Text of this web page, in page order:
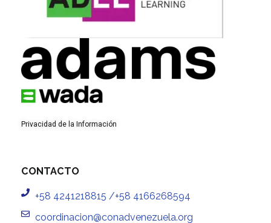
Privacidad de la Información
CONTACTO
+58 4241218815 /+58 4166268594
coordinacion@conadvenezuela.org